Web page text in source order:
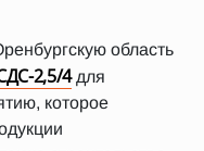
область
2,5/4для
которое